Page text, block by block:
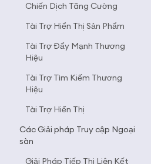
Chiến Dịch Tăng Cường
Tài Trợ Hiển Thị Sản Phẩm
Tài Trợ Đẩy Mạnh Thương
Hiệu
Tài Trợ Tìm Kiếm Thương
Hiệu
Tài Trợ Hiển Thị
Các Giải pháp Truy cập Ngoại
sàn
Giải Pháp Tiếp Thị Liên Kết